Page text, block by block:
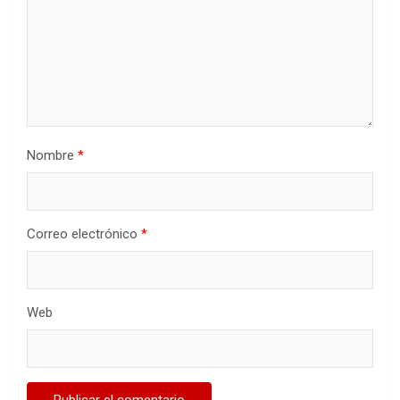
Nombre *
Correo electrónico *
Web